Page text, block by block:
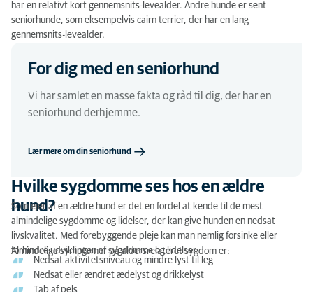
Hvad koster et AniCura Seniortjek?
har en relativt kort gennemsnits-levealder. Andre hunde er sent
seniorhunde, som eksempelvis cairn terrier, der har en lang
gennemsnits-levealder.
For dig med en seniorhund
Vi har samlet en masse fakta og råd til dig, der har en
seniorhund derhjemme.
Lær mere om din seniorhund
Hvilke sygdomme ses hos en ældre
hund?
Som ejer af en ældre hund er det en fordel at kende til de mest
almindelige sygdomme og lidelser, der kan give hunden en nedsat
livskvalitet. Med forebyggende pleje kan man nemlig forsinke eller
forhindre udviklingen af ​​sygdomme og lidelser.
Almindelige symptomer på aldersrelateret sygdom er:
Nedsat aktivitetsniveau og mindre lyst til leg
Nedsat eller ændret ædelyst og drikkelyst
Tab af pels